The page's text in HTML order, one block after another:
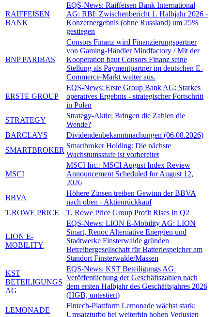
RAIFFEISEN
BANK
EQS-News: Raiffeisen Bank International
AG: RBI: Zwischenbericht 1. Halbjahr 2026 -
Konzernergebnis (ohne Russland) um 25%
gestiegen
BNP PARIBAS
Consors Finanz wird Finanzierungspartner
von Gaming-Händler Mindfactory / Mit der
Kooperation baut Consors Finanz seine
Stellung als Paymentpartner im deutschen E-
Commerce-Markt weiter aus.
ERSTE GROUP
EQS-News: Erste Group Bank AG: Starkes
operatives Ergebnis - strategischer Fortschritt
in Polen
STRATEGY
Strategy-Aktie: Bringen die Zahlen die
Wende?
BARCLAYS
Dividendenbekanntmachungen (06.08.2026)
SMARTBROKER
Smartbroker Holding: Die nächste
Wachstumsstufe ist vorbereitet
MSCI
MSCI Inc.: MSCI August Index Review
Announcement Scheduled for August 12,
2026
BBVA
Höhere Zinsen treiben Gewinn der BBVA
nach oben - Aktienrückkauf
T.ROWE PRICE
T. Rowe Price Group Profit Rises In Q2
LION E-
MOBILITY
EQS-News: LION E-Mobility AG: LION
Smart, Renoc Alternative Energien und
Stadtwerke Finsterwalde gründen
Betreibergesellschaft für Batteriespeicher am
Standort Finsterwalde/Massen
KST
BETEILIGUNGS
AG
EQS-News: KST Beteiligungs AG:
Veröffentlichung der Geschäftszahlen nach
dem ersten Halbjahr des Geschäftsjahres 2026
(HGB, untestiert)
LEMONADE
Fintech-Plattform Lemonade wächst stark:
Umsatzturbo bei weiterhin hohen Verlusten